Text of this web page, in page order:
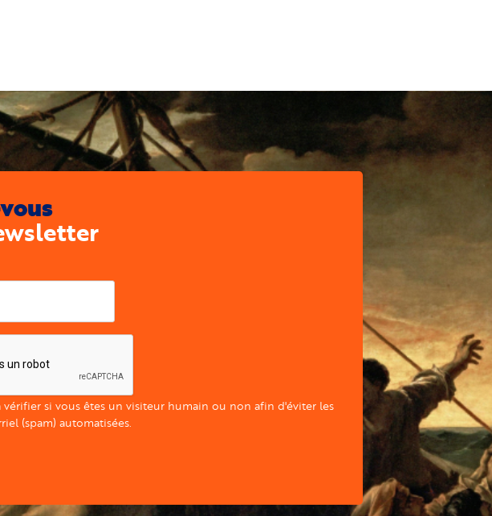
vérifier si vous êtes un visiteur humain ou non afin d'éviter les
(spam) automatisées.